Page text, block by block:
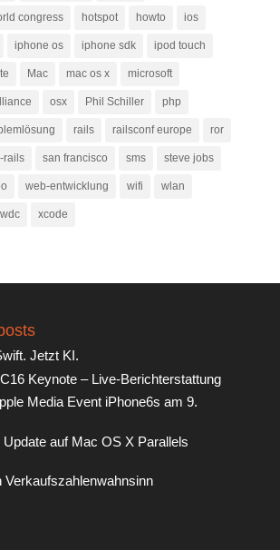
congress hotspot howto ios
iphone os iphone sdk ipod touch
Mac mac os x microsoft
osx Phil Schiller php
rails railsconf europe ror
rails san francisco sms steve jobs
web-entwicklung wifi wlan
xcode
Jetzt KI.
Keynote – Live-Berichterstattung
Media Event iPhone6s am 9.
auf Mac OS X Parallels
Verkaufszahlenwahnsinn